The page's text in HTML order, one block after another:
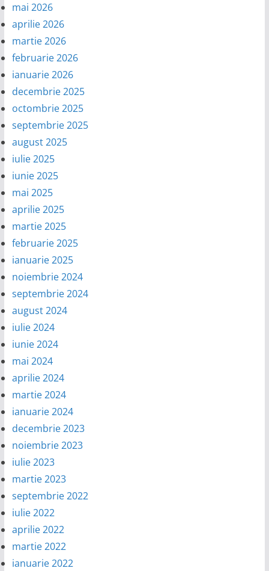
mai 2026
aprilie 2026
martie 2026
februarie 2026
ianuarie 2026
decembrie 2025
octombrie 2025
septembrie 2025
august 2025
iulie 2025
iunie 2025
mai 2025
aprilie 2025
martie 2025
februarie 2025
ianuarie 2025
noiembrie 2024
septembrie 2024
august 2024
iulie 2024
iunie 2024
mai 2024
aprilie 2024
martie 2024
ianuarie 2024
decembrie 2023
noiembrie 2023
iulie 2023
martie 2023
septembrie 2022
iulie 2022
aprilie 2022
martie 2022
ianuarie 2022